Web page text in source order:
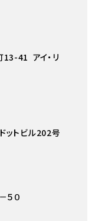
41 アイ・リ
ットビル202号
５０